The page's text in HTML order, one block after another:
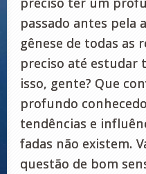
passado antes pela
gênese de todas as
preciso até estudar
isso, gente? Que
profundo
tendências e
fadas não existem.
questão de bom